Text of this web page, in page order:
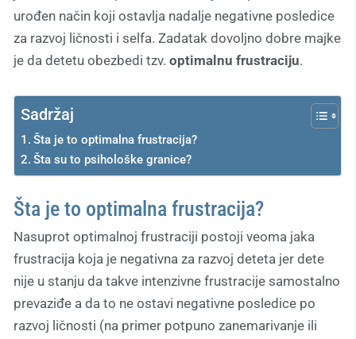
urođen način koji ostavlja nadalje negativne posledice
za razvoj ličnosti i selfa. Zadatak dovoljno dobre majke
je da detetu obezbedi tzv. optimalnu frustraciju.
Sadržaj
Šta je to optimalna frustracija?
Šta su to psihološke granice?
Šta je to optimalna frustracija?
Nasuprot optimalnoj frustraciji postoji veoma jaka
frustracija koja je negativna za razvoj deteta jer dete
nije u stanju da takve intenzivne frustracije samostalno
prevaziđe a da to ne ostavi negativne posledice po
razvoj ličnosti (na primer potpuno zanemarivanje ili